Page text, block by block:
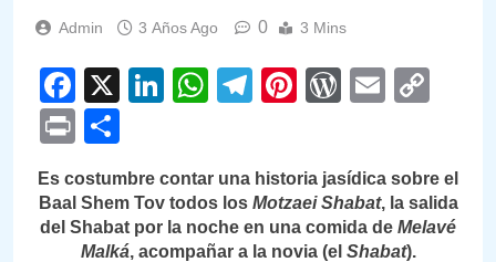
Admin 3 Años Ago 0 3 Mins
Facebook
X LinkedIn
WhatsApp
Telegram
PinterestEmail
Print
Es costumbre contar una historia jasídica sobre el
Baal Shem Tov todos los Motzaei Shabat, la salida
del Shabat por la noche en una comida de Melavé
Malká, acompañar a la novia (el Shabat).